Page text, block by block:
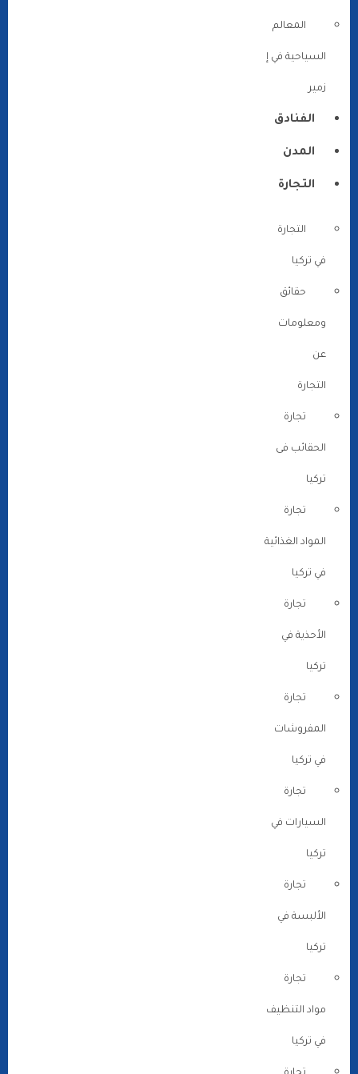
المعالم
السياحية في إ
زمير
الفنادق
المدن
التجارة
التجارة
في تركيا
حقائق
ومعلومات
عن
التجارة
تجارة
الحقائب فى
تركيا
تجارة
المواد الغذائية
في تركيا
تجارة
الأحذية في
تركيا
تجارة
المفروشات
في تركيا
تجارة
السيارات في
تركيا
تجارة
الألبسة في
تركيا
تجارة
مواد التنظيف
في تركيا